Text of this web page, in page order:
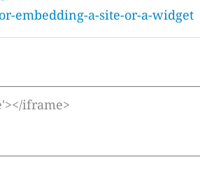
embedding-a-site-or-a-widget